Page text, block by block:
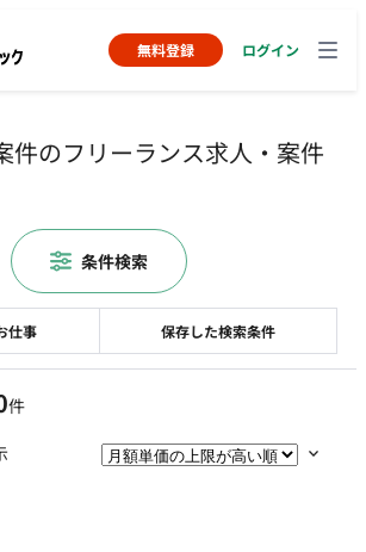
無料登録 ログイン
件のフリーランス求人・案件
件
仕事 保存した検索条件
条件検索